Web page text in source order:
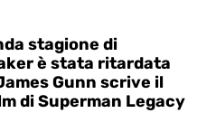
stagione di
è stata ritardata
Gunn scrive il
di Superman Legacy